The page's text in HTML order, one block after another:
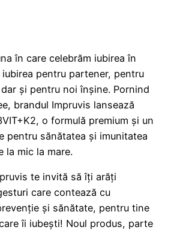
în care celebrăm iubirea în
pentru partener, pentru
și pentru noi înșine. Pornind
brandul Impruvis lansează
o formulă premium și un
pentru sănătatea și imunitatea
la mic la mare.
te invită să îți arăți
care contează cu
și sănătate, pentru tine
îi iubești! Noul produs, parte